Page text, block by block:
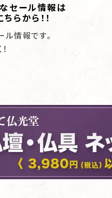
セール情報は
ちらから！！
情報です。